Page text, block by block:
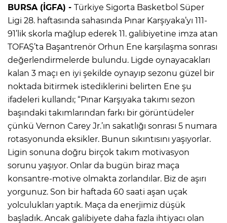
BURSA (İGFA) - Türkiye Sigorta Basketbol Süper
Ligi 28. haftasında sahasında Pınar Karşıyaka’yı 111-
91’lik skorla mağlup ederek 11. galibiyetine imza atan
TOFAŞ’ta Başantrenör Orhun Ene karşılaşma sonrası
değerlendirmelerde bulundu. Ligde oynayacakları
kalan 3 maçı en iyi şekilde oynayıp sezonu güzel bir
noktada bitirmek istediklerini belirten Ene şu
ifadeleri kullandı; “Pınar Karşıyaka takımı sezon
başındaki takımlarından farkı bir görüntüdeler
çünkü Vernon Carey Jr.’ın sakatlığı sonrası 5 numara
rotasyonunda eksikler. Bunun sıkıntısını yaşıyorlar.
Ligin sonuna doğru birçok takım motivasyon
sorunu yaşıyor. Onlar da bugün biraz maça
konsantre-motive olmakta zorlandılar. Biz de aşırı
yorgunuz. Son bir haftada 60 saati aşan uçak
yolculukları yaptık. Maça da enerjimiz düşük
başladık. Ancak galibiyete daha fazla ihtiyacı olan